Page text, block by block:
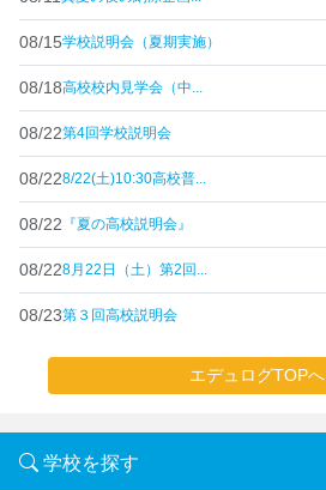
08/15学校説明会（夏期実施）
08/18高校校内見学会（中...
08/22第4回学校説明会
08/228/22(土)10:30高校普...
08/22 『夏の高校説明会』
08/228月22日（土）第2回...
08/23第３回高校説明会
エデュログTOPへ
学校を探す